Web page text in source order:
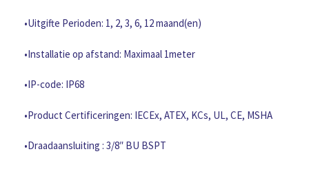
•Uitgifte Perioden: 1, 2, 3, 6, 12 maand(en)
•Installatie op afstand: Maximaal 1meter
•IP-code: IP68
•Product Certificeringen: IECEx, ATEX, KCs, UL, CE, MSHA
•Draadaansluiting : 3/8″ BU BSPT